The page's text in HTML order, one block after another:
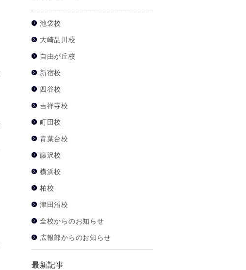
池袋校
大崎品川校
自由が丘校
新宿校
四谷校
吉祥寺校
町田校
青葉台校
藤沢校
横浜校
柏校
津田沼校
全校からのお知らせ
広報部からのお知らせ
最新記事